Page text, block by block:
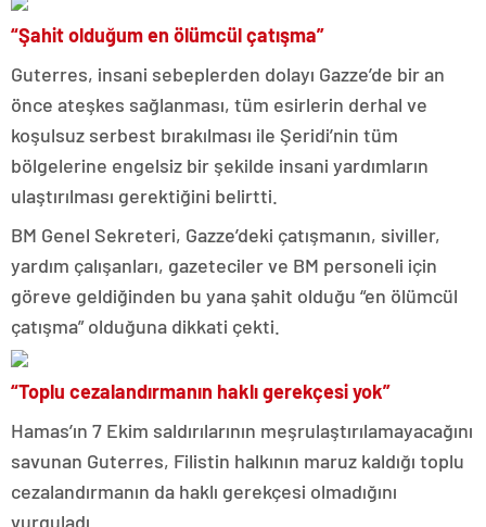
“Şahit olduğum en ölümcül çatışma”
Guterres, insani sebeplerden dolayı Gazze’de bir an
önce ateşkes sağlanması, tüm esirlerin derhal ve
koşulsuz serbest bırakılması ile Şeridi’nin tüm
bölgelerine engelsiz bir şekilde insani yardımların
ulaştırılması gerektiğini belirtti.
BM Genel Sekreteri, Gazze’deki çatışmanın, siviller,
yardım çalışanları, gazeteciler ve BM personeli için
göreve geldiğinden bu yana şahit olduğu “en ölümcül
çatışma” olduğuna dikkati çekti.
“Toplu cezalandırmanın haklı gerekçesi yok”
Hamas’ın 7 Ekim saldırılarının meşrulaştırılamayacağını
savunan Guterres, Filistin halkının maruz kaldığı toplu
cezalandırmanın da haklı gerekçesi olmadığını
vurguladı.